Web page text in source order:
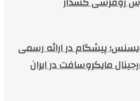
پیشگام در ارائه رسمی
مایکروسافت در ایران